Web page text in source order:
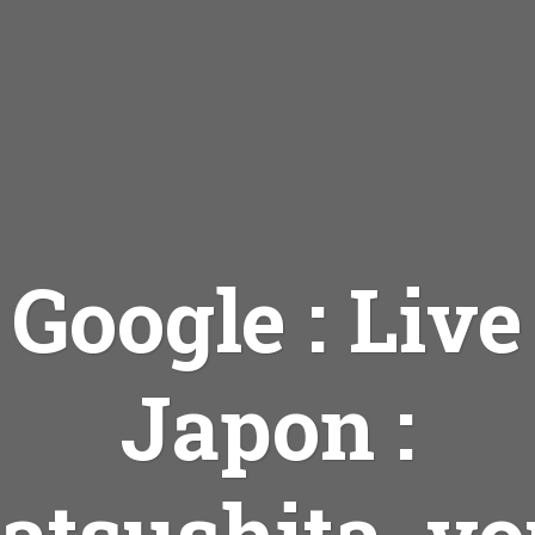
Google : Live
Japon :